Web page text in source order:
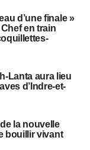
d’une finale »
en train
Lanta aura lieu
d’Indre-et-
la nouvelle
bouillir vivant